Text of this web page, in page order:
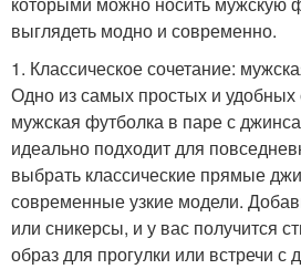
выглядеть модно и современно.
1. Классическое сочетание:
Одно из самых простых и удобных
мужская футболка в паре с
идеально подходит для
выбрать классические прямые
современные узкие модели.
или сникерсы, и у вас получится
образ для прогулки или встречи с